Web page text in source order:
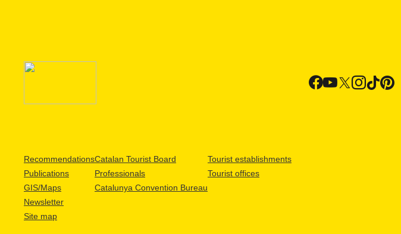
Recommendations
Publications
GIS/Maps
Newsletter
Site map
Catalan Tourist Board
Professionals
Catalunya Convention Bureau
Tourist establishments
Tourist offices